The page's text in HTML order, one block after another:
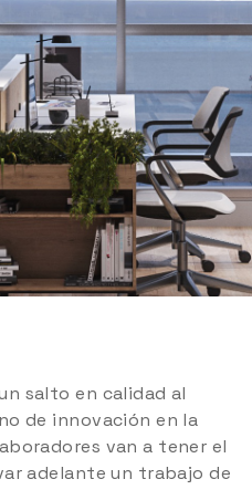
salto en calidad al
de innovación en la
van a tener el
adelante un trabajo de